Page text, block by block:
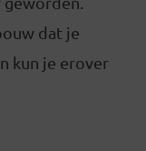
dat je
kun je erover